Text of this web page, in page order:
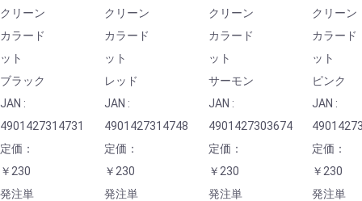
クリーン
カラード
ット
ブラック
JAN :
4901427314731
定価：
￥230
発注単
クリーン
カラード
ット
レッド
JAN :
4901427314748
定価：
￥230
発注単
クリーン
カラード
ット
サーモン
JAN :
4901427303674
定価：
￥230
発注単
クリーン
カラード
ット
ピンク
JAN :
定価：
￥230
発注単